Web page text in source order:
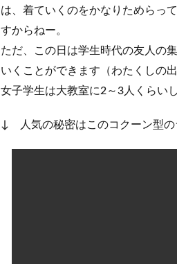
は、着ていくのをかなりためらっ
すからねー。
ただ、この日は学生時代の友人の
いくことができます（わたくしの
女子学生は大教室に2～3人くらい
↓ 人気の秘密はこのコクーン型の